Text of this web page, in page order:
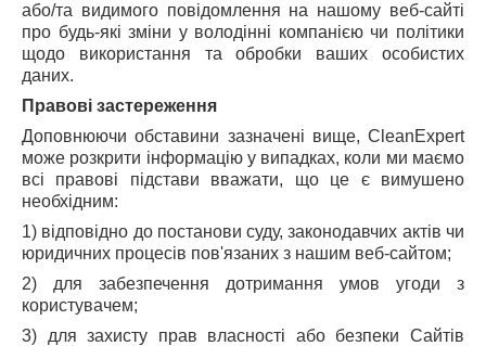
або/та видимого повідомлення на нашому веб-сайті
про будь-які зміни у володінні компанією чи політики
щодо використання та обробки ваших особистих
даних.
Правові застереження
Доповнюючи обставини зазначені вище, CleanExpert
може розкрити інформацію у випадках, коли ми маємо
всі правові підстави вважати, що це є вимушено
необхідним:
1) відповідно до постанови суду, законодавчих актів чи
юридичних процесів пов'язаних з нашим веб-сайтом;
2) для забезпечення дотримання умов угоди з
користувачем;
3) для захисту прав власності або безпеки Сайтів